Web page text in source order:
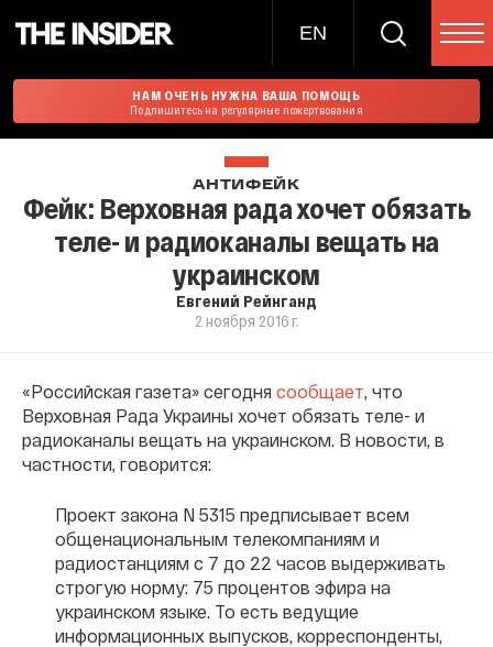
EN
НАМ ОЧЕНЬ НУЖНА ВАША ПОМОЩЬ
Подпишитесь на регулярные пожертвования
АНТИФЕЙК
Фейк: Верховная рада хочет обязать
теле- и радиоканалы вещать на
украинском
Евгений Рейнганд
2 ноября 2016 г.
«Российская газета» сегодня сообщает, что
Верховная Рада Украины хочет обязать теле- и
радиоканалы вещать на украинском. В новости, в
частности, говорится:
Проект закона N 5315 предписывает всем
общенациональным телекомпаниям и
радиостанциям с 7 до 22 часов выдерживать
строгую норму: 75 процентов эфира на
украинском языке. То есть ведущие
информационных выпусков, корреспонденты,